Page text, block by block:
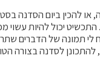
להכין ביום הסדנה
יכול להיות עשוי
לי תמונה של הדברים
לסדנה בצורה